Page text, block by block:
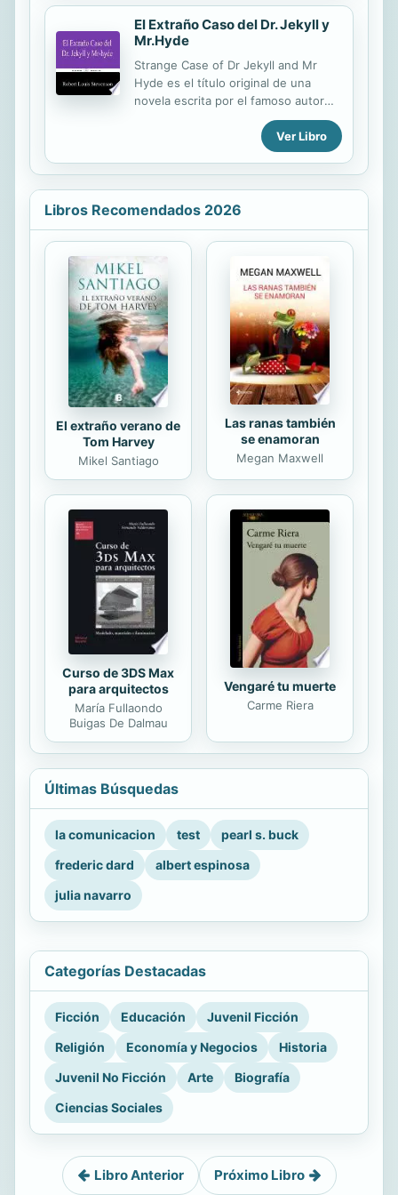
casa...
El Extraño Caso del Dr. Jekyll y
Mr.Hyde
Strange Case of Dr Jekyll and Mr
Hyde es el título original de una
novela escrita por el famoso autor
escocés Robert Louis Stevenson que
se publicó por primera vez en 1886.
El trabajo se conoce comúnmente
hoy como The Strange Case of Dr
Jekyll y Mr Hyde, Dr Jekyll y Mr
Hyde, o simplemente Jekyll & Hyde.
llamado John Gabriel Utterson que
investiga extraños sucesos entre su
viejo amigo, el Dr. Henry Jekyll, y el
malvado Edward Hyde.
Ver Libro
Libros Recomendados 2026
El extraño verano de
Tom Harvey
Mikel Santiago
Las ranas también
se enamoran
Megan Maxwell
Curso de 3DS Max
para arquitectos
María Fullaondo
Buigas De Dalmau
Vengaré tu muerte
Carme Riera
Últimas Búsquedas
la comunicacion test
pearl s. buck
frederic dard
albert espinosa
julia navarro
Categorías Destacadas
Ficción Educación
Juvenil Ficción
Religión
Economía y Negocios
Historia
Juvenil No Ficción
Arte
Biografía
Ciencias Sociales
Libro Anterior Próximo Libro